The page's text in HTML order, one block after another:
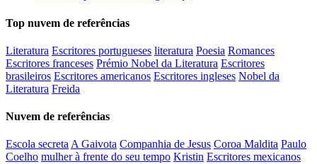
Top nuvem de referências
Literatura Escritores portugueses literatura Poesia Romances
Escritores franceses Prémio Nobel da Literatura Escritores
brasileiros Escritores americanos Escritores ingleses Nobel da
Literatura Freida
Nuvem de referências
Escola secreta A Gaivota Companhia de Jesus Coroa Maldita Paulo
Coelho mulher à frente do seu tempo Kristin Escritores mexicanos